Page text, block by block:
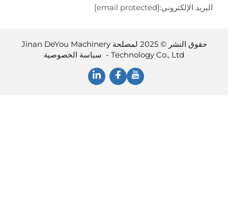
الإلكتروني:[email protected]
حقوق النشر © 2025 لمصلحة Jinan DeYou Machinery
Technology Co., Ltd -
سياسة الخصوصية